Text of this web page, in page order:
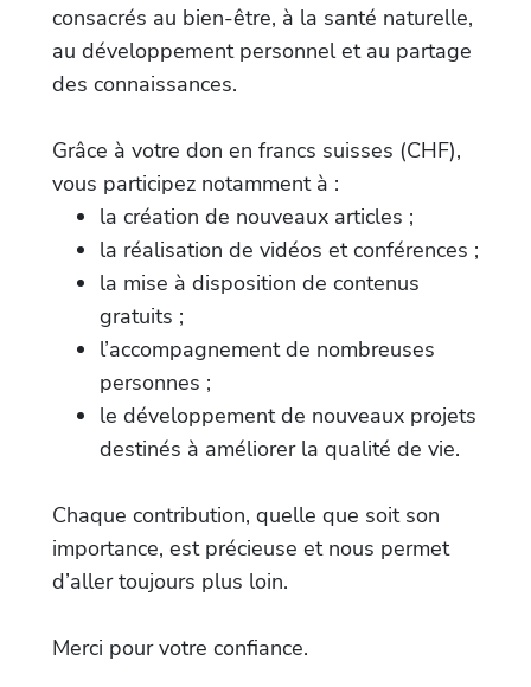
consacrés au bien-être, à la santé naturelle,
au développement personnel et au partage
des connaissances.
Grâce à votre don en francs suisses (CHF),
vous participez notamment à :
la création de nouveaux articles ;
la réalisation de vidéos et conférences ;
la mise à disposition de contenus
gratuits ;
l’accompagnement de nombreuses
personnes ;
le développement de nouveaux projets
destinés à améliorer la qualité de vie.
Chaque contribution, quelle que soit son
importance, est précieuse et nous permet
d’aller toujours plus loin.
Merci pour votre confiance.